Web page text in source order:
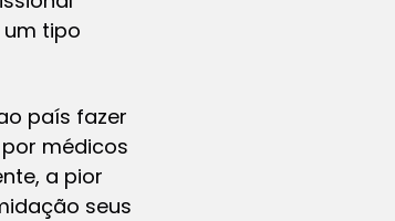
tipo
país fazer
médicos
a pior
seus